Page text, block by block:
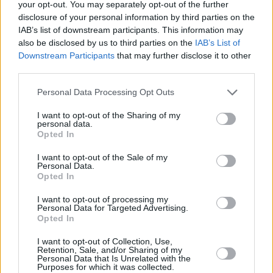
your opt-out. You may separately opt-out of the further
disclosure of your personal information by third parties on the
IAB’s list of downstream participants. This information may
also be disclosed by us to third parties on the IAB’s List of
Downstream Participants that may further disclose it to other
Personal Data Processing Opt Outs
I want to opt-out of the Sharing of my
personal data.
Opted In
I want to opt-out of the Sale of my
Personal Data.
Opted In
I want to opt-out of processing my
Personal Data for Targeted Advertising.
Opted In
I want to opt-out of Collection, Use,
Retention, Sale, and/or Sharing of my
Personal Data that Is Unrelated with the
Purposes for which it was collected.